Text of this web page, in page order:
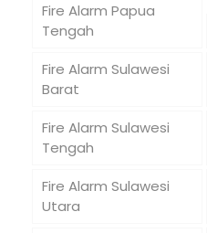
Fire Alarm Papua
Tengah
Fire Alarm Sulawesi
Barat
Fire Alarm Sulawesi
Tengah
Fire Alarm Sulawesi
Utara